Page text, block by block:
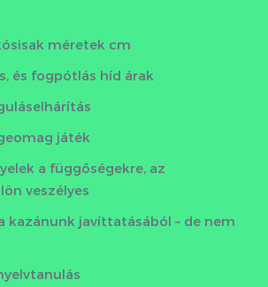
méretek cm
és fogpótlás híd árak
játék
a függőségekre, az
veszélyes
kazánunk javíttatásából – de nem